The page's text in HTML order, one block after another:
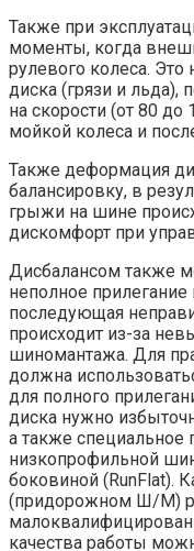
Также при
моменты, когда
рулевого колеса.
диска (грязи и льда),
на скорости (от 80 до
мойкой колеса и
Также деформация
балансировку, в
грыжи на шине
дискомфорт при
Дисбалансом также
неполное
последующая
происходит из-за
шиномантажа. Для
должна
для полного
диска нужно
а также специальное
низкопрофильной
боковиной (RunFlat).
(придорожном Ш/М)
качества работы